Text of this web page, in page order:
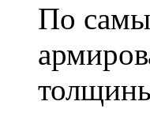
По